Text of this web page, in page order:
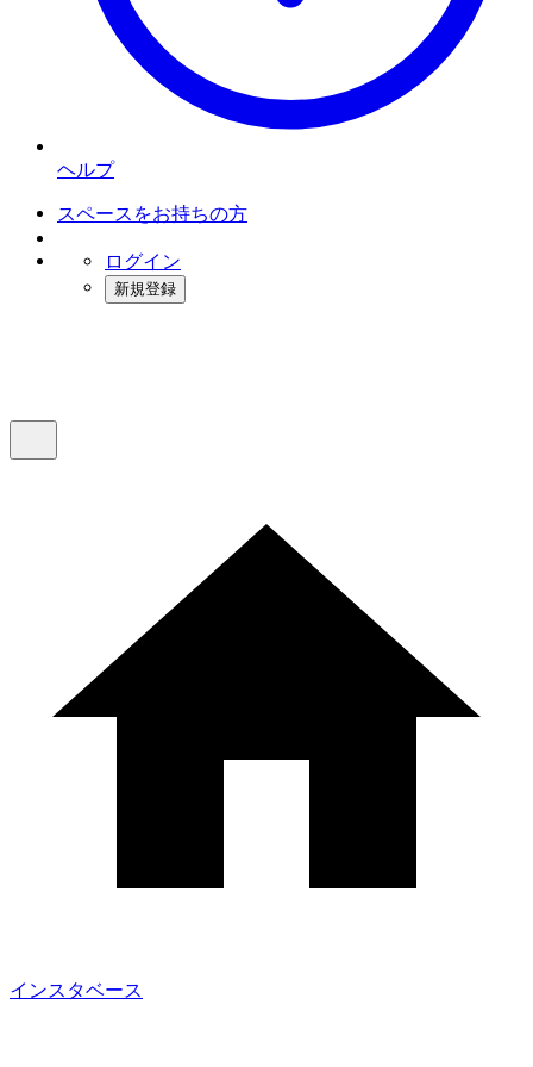
ヘルプ
スペースをお持ちの方
ログイン
新規登録
インスタベース